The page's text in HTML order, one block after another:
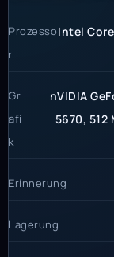
Prozesso
r
Intel
Gr
afi
k
nVIDIA
5670,
Erinnerung
Lagerung